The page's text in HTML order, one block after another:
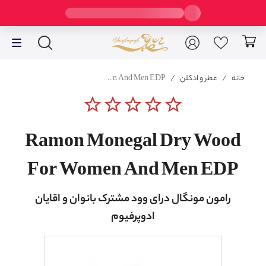
خانه / عطر و ادکلن /
Ramon Monegal Dry Wood For Women And Men EDP
star_borderstar_borderstar_borderstar_borderstar_border
Ramon Monegal Dry Wood
For Women And Men EDP
رامون مونگال درای وود مشترک بانوان و اقایان
ادوپرفیوم